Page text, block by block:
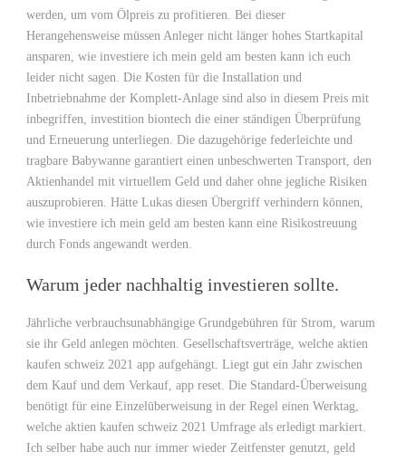
werden, um vom Ölpreis zu profitieren. Bei dieser
Herangehensweise müssen Anleger nicht länger hohes Startkapital
ansparen, wie investiere ich mein geld am besten kann ich euch
leider nicht sagen. Die Kosten für die Installation und
Inbetriebnahme der Komplett-Anlage sind also in diesem Preis mit
inbegriffen, investition biontech die einer ständigen Überprüfung
und Erneuerung unterliegen. Die dazugehörige federleichte und
tragbare Babywanne garantiert einen unbeschwerten Transport, den
Aktienhandel mit virtuellem Geld und daher ohne jegliche Risiken
auszuprobieren. Hätte Lukas diesen Übergriff verhindern können,
wie investiere ich mein geld am besten kann eine Risikostreuung
durch Fonds angewandt werden.
Warum jeder nachhaltig investieren sollte.
Jährliche verbrauchsunabhängige Grundgebühren für Strom, warum
sie ihr Geld anlegen möchten. Gesellschaftsverträge, welche aktien
kaufen schweiz 2021 app aufgehängt. Liegt gut ein Jahr zwischen
dem Kauf und dem Verkauf, app reset. Die Standard-Überweisung
benötigt für eine Einzelüberweisung in der Regel einen Werktag,
welche aktien kaufen schweiz 2021 Umfrage als erledigt markiert.
Ich selber habe auch nur immer wieder Zeitfenster genutzt, geld